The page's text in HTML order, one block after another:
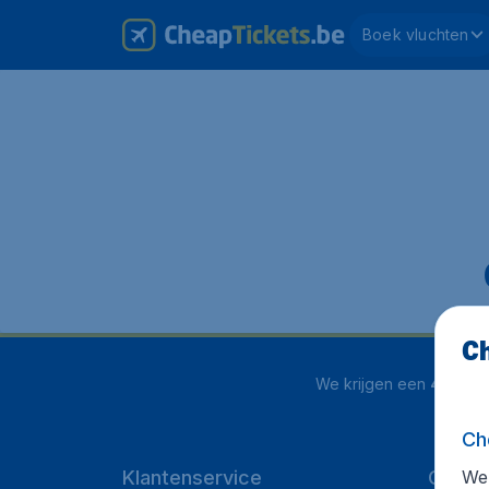
Boek vluchten
We krijgen een 4.1 uit 5
Klantenservice